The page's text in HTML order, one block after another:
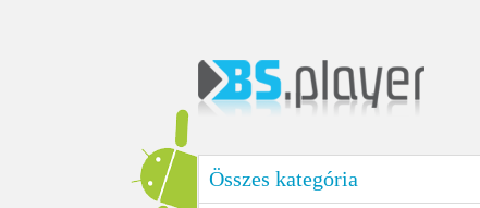
Összes kategória